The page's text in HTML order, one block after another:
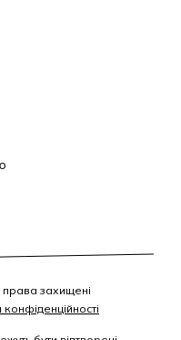
захищені